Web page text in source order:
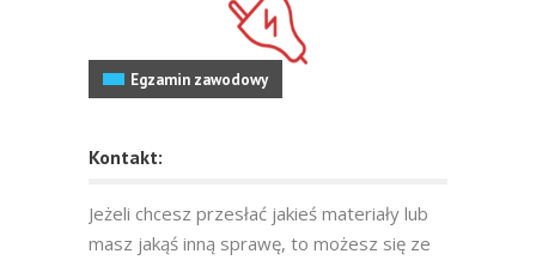
Egzamin zawodowy
Kontakt:
Jeżeli chcesz przesłać jakieś materiały lub
masz jakąś inną sprawę, to możesz się ze